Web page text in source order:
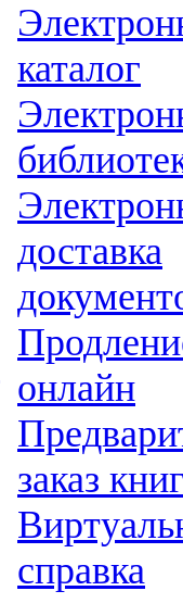
каталог
доставка
онлайн
заказ
справка